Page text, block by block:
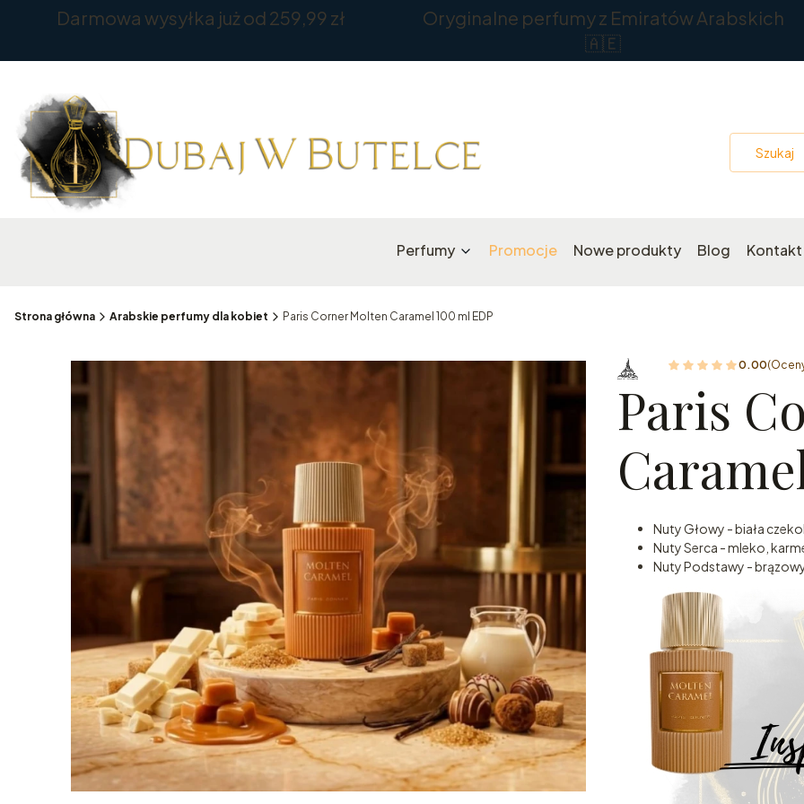
Darmowa wysyłka już od 259,99 zł
Oryginalne perfumy z Emiratów Arabskich
🇦🇪
Perfumy Promocje Nowe produkty Blog Kontakt
Strona główna Arabskie perfumy dla kobiet Paris Corner Molten Caramel 100 ml EDP
0.00
Paris
Nuty Głowy - biała
Nuty Serca - mleko,
Nuty Podstawy -